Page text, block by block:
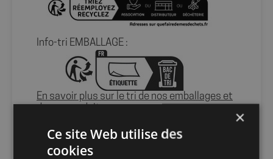
Info-tri EMBALLAGE :
En savoir plus sur le tri de nos emballages et
Packaging
×
Ce site Web utilise des
cookies